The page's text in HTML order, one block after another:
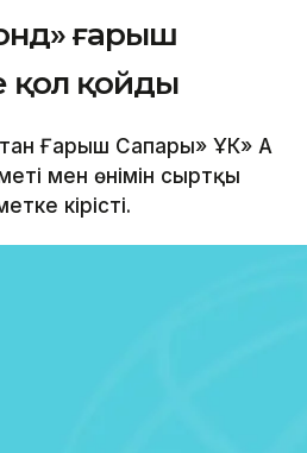
ғарыш
қол қойды
Ғарыш Сапары» ҰК» АҚ
мен өнімін сыртқы
кірісті.